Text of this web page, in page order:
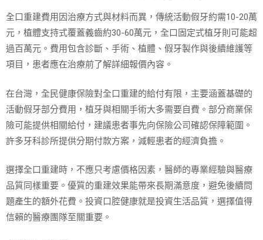
全口重建費用因治療方式與材料而異，傳統活動假牙約需10-20萬
元，植體支持式覆蓋義齒約30-60萬元，全口固定式植牙則可能超
過百萬元。費用包含診斷、手術、植體、假牙製作與後續維護等
項目，患者應在治療前了解詳細報價內容。
在台灣，全民健康保險對全口重建的給付有限，主要涵蓋基礎的
活動假牙部分費用，植牙與相關手術大多需要自費。部分商業保
險可能提供相關給付，建議患者事先向保險公司確認保障範圍。
許多牙科診所提供分期付款方案，減輕患者的經濟負擔。
選擇全口重建時，不應只考慮價格因素，醫師的專業經驗與醫療
品質同樣重要。優質的重建效果能帶來長期滿意度，避免後續問
題產生的額外花費。投資口腔健康就是投資生活品質，選擇值得
信賴的醫療團隊至關重要。